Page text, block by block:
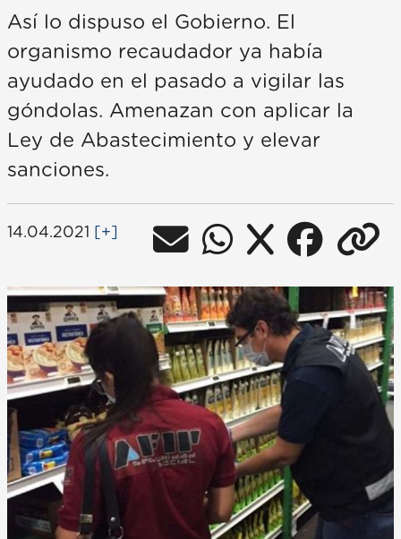
Así lo dispuso el Gobierno. El
organismo recaudador ya había
ayudado en el pasado a vigilar las
góndolas. Amenazan con aplicar la
Ley de Abastecimiento y elevar
sanciones.
14.04.2021 [+]